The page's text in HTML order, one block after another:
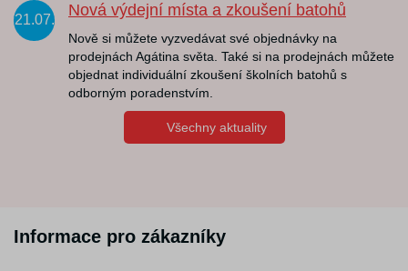
21.07.
Nová výdejní místa a zkoušení batohů
Nově si můžete vyzvedávat své objednávky na
prodejnách Agátina světa. Také si na prodejnách můžete
objednat individuální zkoušení školních batohů s
odborným poradenstvím.
Všechny aktuality
Informace pro zákazníky